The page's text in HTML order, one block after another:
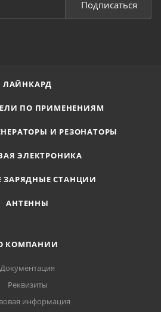
Подписаться
ЛАЙНКАРД
ПО ПРИМЕНЕНИЯМ
И РЕЗОНАТОРЫ
ЭЛЕКТРОНИКА
ЗАРЯДНЫЕ СТАНЦИИ
АНТЕННЫ
КОМПАНИИ
Документация
Реквизиты
информация